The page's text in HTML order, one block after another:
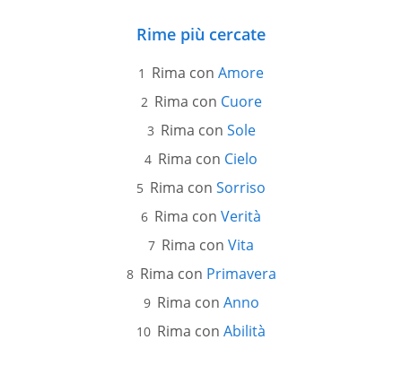
Rime più cercate
Rima con Amore
Rima con Cuore
Rima con Sole
Rima con Cielo
Rima con Sorriso
Rima con Verità
Rima con Vita
Rima con Primavera
Rima con Anno
Rima con Abilità